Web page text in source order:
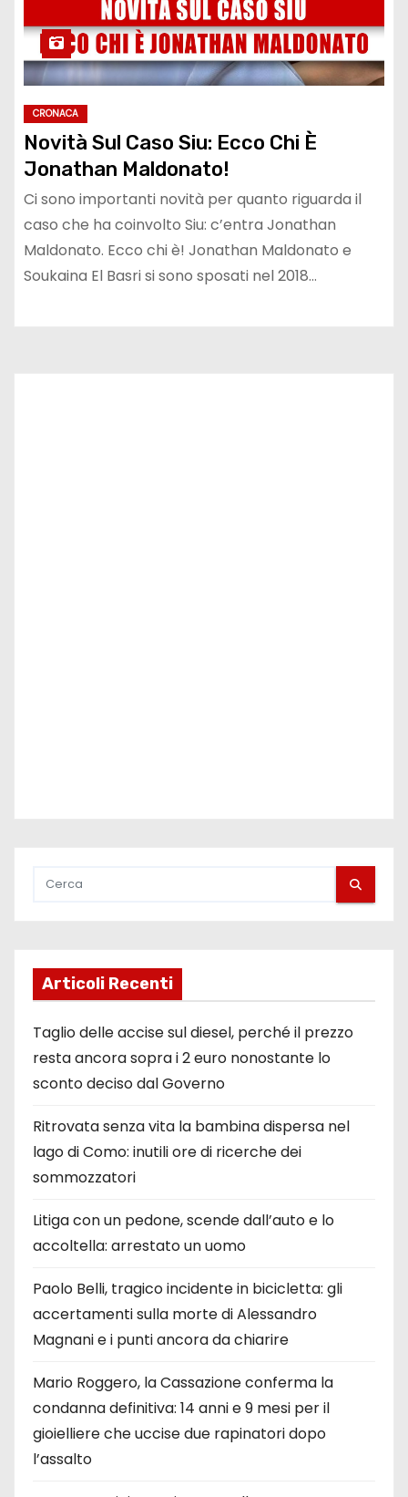
CRONACA
Novità Sul Caso Siu: Ecco Chi È
Jonathan Maldonato!
Ci sono importanti novità per quanto riguarda il
caso che ha coinvolto Siu: c’entra Jonathan
Maldonato. Ecco chi è! Jonathan Maldonato e
Soukaina El Basri si sono sposati nel 2018…
Articoli Recenti
Taglio delle accise sul diesel, perché il prezzo
resta ancora sopra i 2 euro nonostante lo
sconto deciso dal Governo
Ritrovata senza vita la bambina dispersa nel
lago di Como: inutili ore di ricerche dei
sommozzatori
Litiga con un pedone, scende dall’auto e lo
accoltella: arrestato un uomo
Paolo Belli, tragico incidente in bicicletta: gli
accertamenti sulla morte di Alessandro
Magnani e i punti ancora da chiarire
Mario Roggero, la Cassazione conferma la
condanna definitiva: 14 anni e 9 mesi per il
gioielliere che uccise due rapinatori dopo
l’assalto